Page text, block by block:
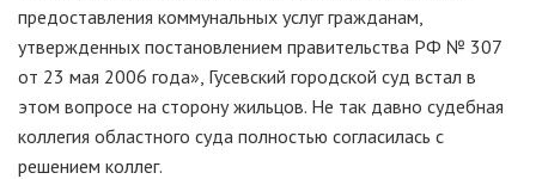
предоставления коммунальных услуг гражданам,
утвержденных постановлением правительства РФ № 307
от 23 мая 2006 года», Гусевский городской суд встал в
этом вопросе на сторону жильцов. Не так давно судебная
коллегия областного суда полностью согласилась с
решением коллег.